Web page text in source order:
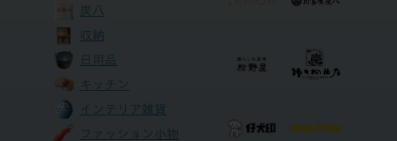
炭八
収納
日用品
キッチン
インテリア雑貨
ファッション小物